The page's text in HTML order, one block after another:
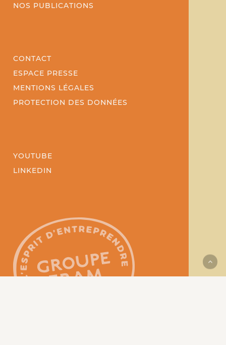
NOS PUBLICATIONS
CONTACT
ESPACE PRESSE
MENTIONS LÉGALES
PROTECTION DES DONNÉES
YOUTUBE
LINKEDIN